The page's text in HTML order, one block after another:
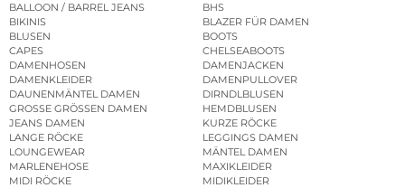
BALLOON / BARREL JEANS
BHS
BIKINIS
BLAZER FÜR DAMEN
BLUSEN
BOOTS
CAPES
CHELSEABOOTS
DAMENHOSEN
DAMENJACKEN
DAMENKLEIDER
DAMENPULLOVER
DAUNENMÄNTEL DAMEN
DIRNDLBLUSEN
GROSSE GRÖSSEN DAMEN
HEMDBLUSEN
JEANS DAMEN
KURZE RÖCKE
LANGE RÖCKE
LEGGINGS DAMEN
LOUNGEWEAR
MÄNTEL DAMEN
MARLENEHOSE
MAXIKLEIDER
MIDI RÖCKE
MIDIKLEIDER